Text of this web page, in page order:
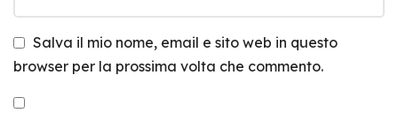
Salva il mio nome, email e sito web in questo
browser per la prossima volta che commento.